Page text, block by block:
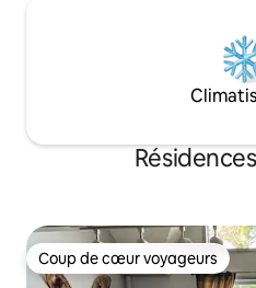
Coup de cœur voyageurs
Coup de cœur voyageurs